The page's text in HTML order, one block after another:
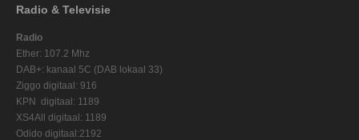
Radio & Televisie
Radio
Ether: 107.2 Mhz
DAB+: kanaal 5C (DAB lokaal 33)
Ziggo digitaal: 916
KPN digitaal: 1189
XS4All digitaal: 1189
Odido digitaal:2192